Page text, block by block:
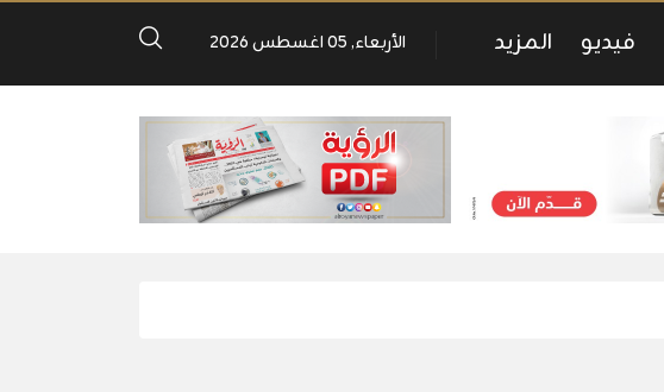
فيديو المزيد الأربعاء, 05 اغسطس 2026